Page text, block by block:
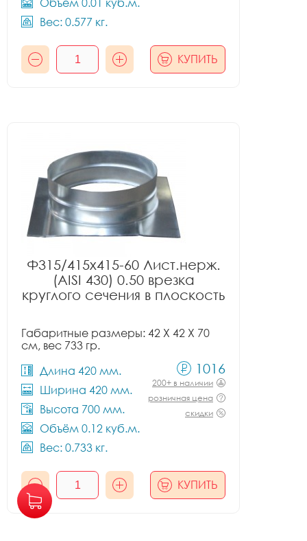
Объём 0.01 куб.м.
Вес: 0.577 кг.
КУПИТЬ
Ф315/415x415-60 Лист.нерж.
(AISI 430) 0.50 врезка
круглого сечения в плоскость
Габаритные размеры: 42 X 42 X 70
см, вес 733 гр.
Длина 420 мм.
Ширина 420 мм.
Высота 700 мм.
Объём 0.12 куб.м.
Вес: 0.733 кг.
1016
200+ в наличии
розничная цена
скидки
КУПИТЬ